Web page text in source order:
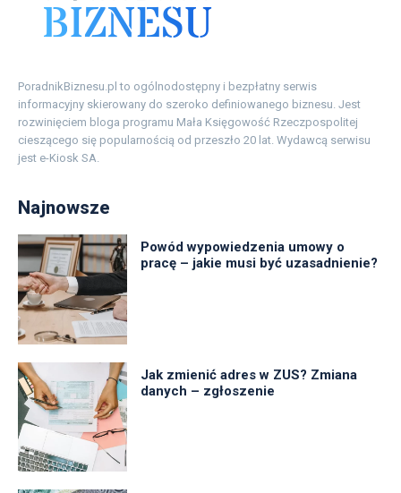
PoradnikBiznesu.pl to ogólnodostępny i bezpłatny serwis
informacyjny skierowany do szeroko definiowanego biznesu. Jest
rozwinięciem bloga programu Mała Księgowość Rzeczpospolitej
cieszącego się popularnością od przeszło 20 lat. Wydawcą serwisu
jest e-Kiosk SA.
Najnowsze
Powód wypowiedzenia umowy o
pracę – jakie musi być uzasadnienie?
Jak zmienić adres w ZUS? Zmiana
danych – zgłoszenie